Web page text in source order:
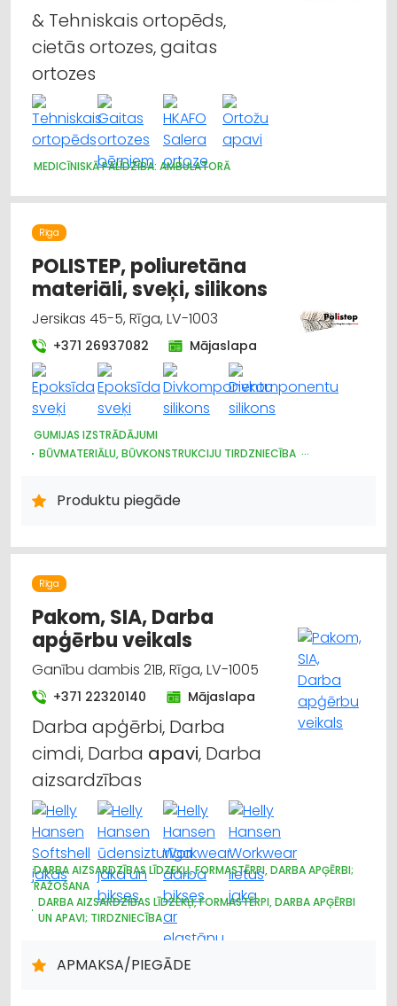
& Tehniskais ortopēds,
cietās ortozes, gaitas
ortozes
MEDICĪNISKĀ PALĪDZĪBA: AMBULATORĀ
Rīga
POLISTEP, poliuretāna
materiāli, sveķi, silikons
Jersikas 45-5, Rīga, LV-1003
+371 26937082 Mājaslapa
GUMIJAS IZSTRĀDĀJUMI
BŪVMATERIĀLU, BŪVKONSTRUKCIJU TIRDZNIECĪBA
BŪVMATERIĀLU, BŪVKONSTRUKCIJU VAIRUMTIRDZNIECĪBA
INTERNETVEIKALI, E-KOMERCIJA
APDARES MATERIĀLI: VAIRUMTIRDZNIECĪBA
CELTNIECĪBAS UN REMONTA DARBI
Produktu piegāde
Rīga
Pakom, SIA, Darba
apģērbu veikals
Ganību dambis 21B, Rīga, LV-1005
+371 22320140 Mājaslapa
Darba apģērbi, Darba
cimdi, Darba apavi, Darba
aizsardzības
DARBA AIZSARDZĪBAS LĪDZEKĻI, FORMASTĒRPI, DARBA APĢĒRBI;
RAŽOŠANA
DARBA AIZSARDZĪBAS LĪDZEKĻI, FORMASTĒRPI, DARBA APĢĒRBI
UN APAVI; TIRDZNIECĪBA
DARBA AIZSARDZĪBAS LĪDZEKĻI, DARBA APĢĒRBI;
APĢĒRBI: VAIRUMTIRDZNIECĪBA
APMAKSA/PIEGĀDE